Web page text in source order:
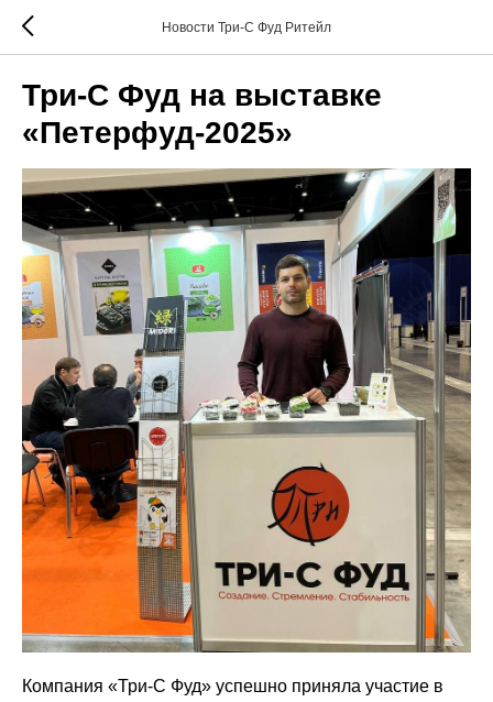
Новости Три-С Фуд Ритейл
Три-С Фуд на выставке
«Петерфуд-2025»
Компания «Три-С Фуд» успешно приняла участие в